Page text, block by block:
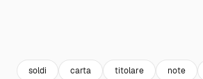
soldi carta titolare note